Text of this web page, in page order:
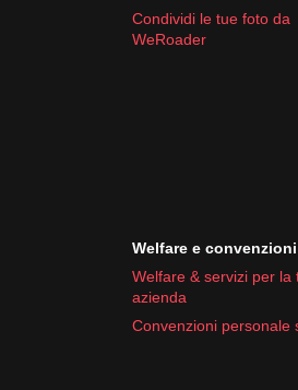
Condividi le tue foto da
WeRoader
Welfare e convenzioni
Welfare & servizi per la
azienda
Convenzioni personale